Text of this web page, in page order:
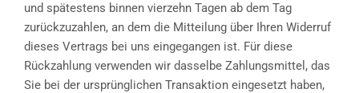
und spätestens binnen vierzehn Tagen ab dem Tag
zurückzuzahlen, an dem die Mitteilung über Ihren Widerruf
dieses Vertrags bei uns eingegangen ist. Für diese
Rückzahlung verwenden wir dasselbe Zahlungsmittel, das
Sie bei der ursprünglichen Transaktion eingesetzt haben,